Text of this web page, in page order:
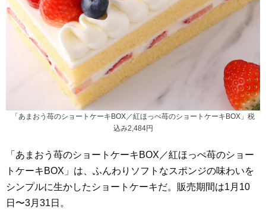
「あまおう苺のショートケーキBOX／紅ほっぺ苺のショートケーキBOX」税
込み2,484円
「あまおう苺のショートケーキBOX／紅ほっぺ苺のショー
トケーキBOX」は、ふんわりソフトなスポンジの味わいを
シンプルに生かしたショートケーキだ。販売期間は1月10
日〜3月31日。